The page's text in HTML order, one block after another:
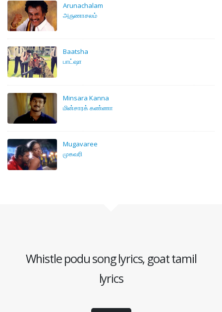
Arunachalam
அருணாசலம்
Baatsha
பாட்ஷா
Minsara Kanna
மின்சாரக் கண்ணா
Mugavaree
முகவரி
Whistle podu song lyrics, goat tamil
lyrics